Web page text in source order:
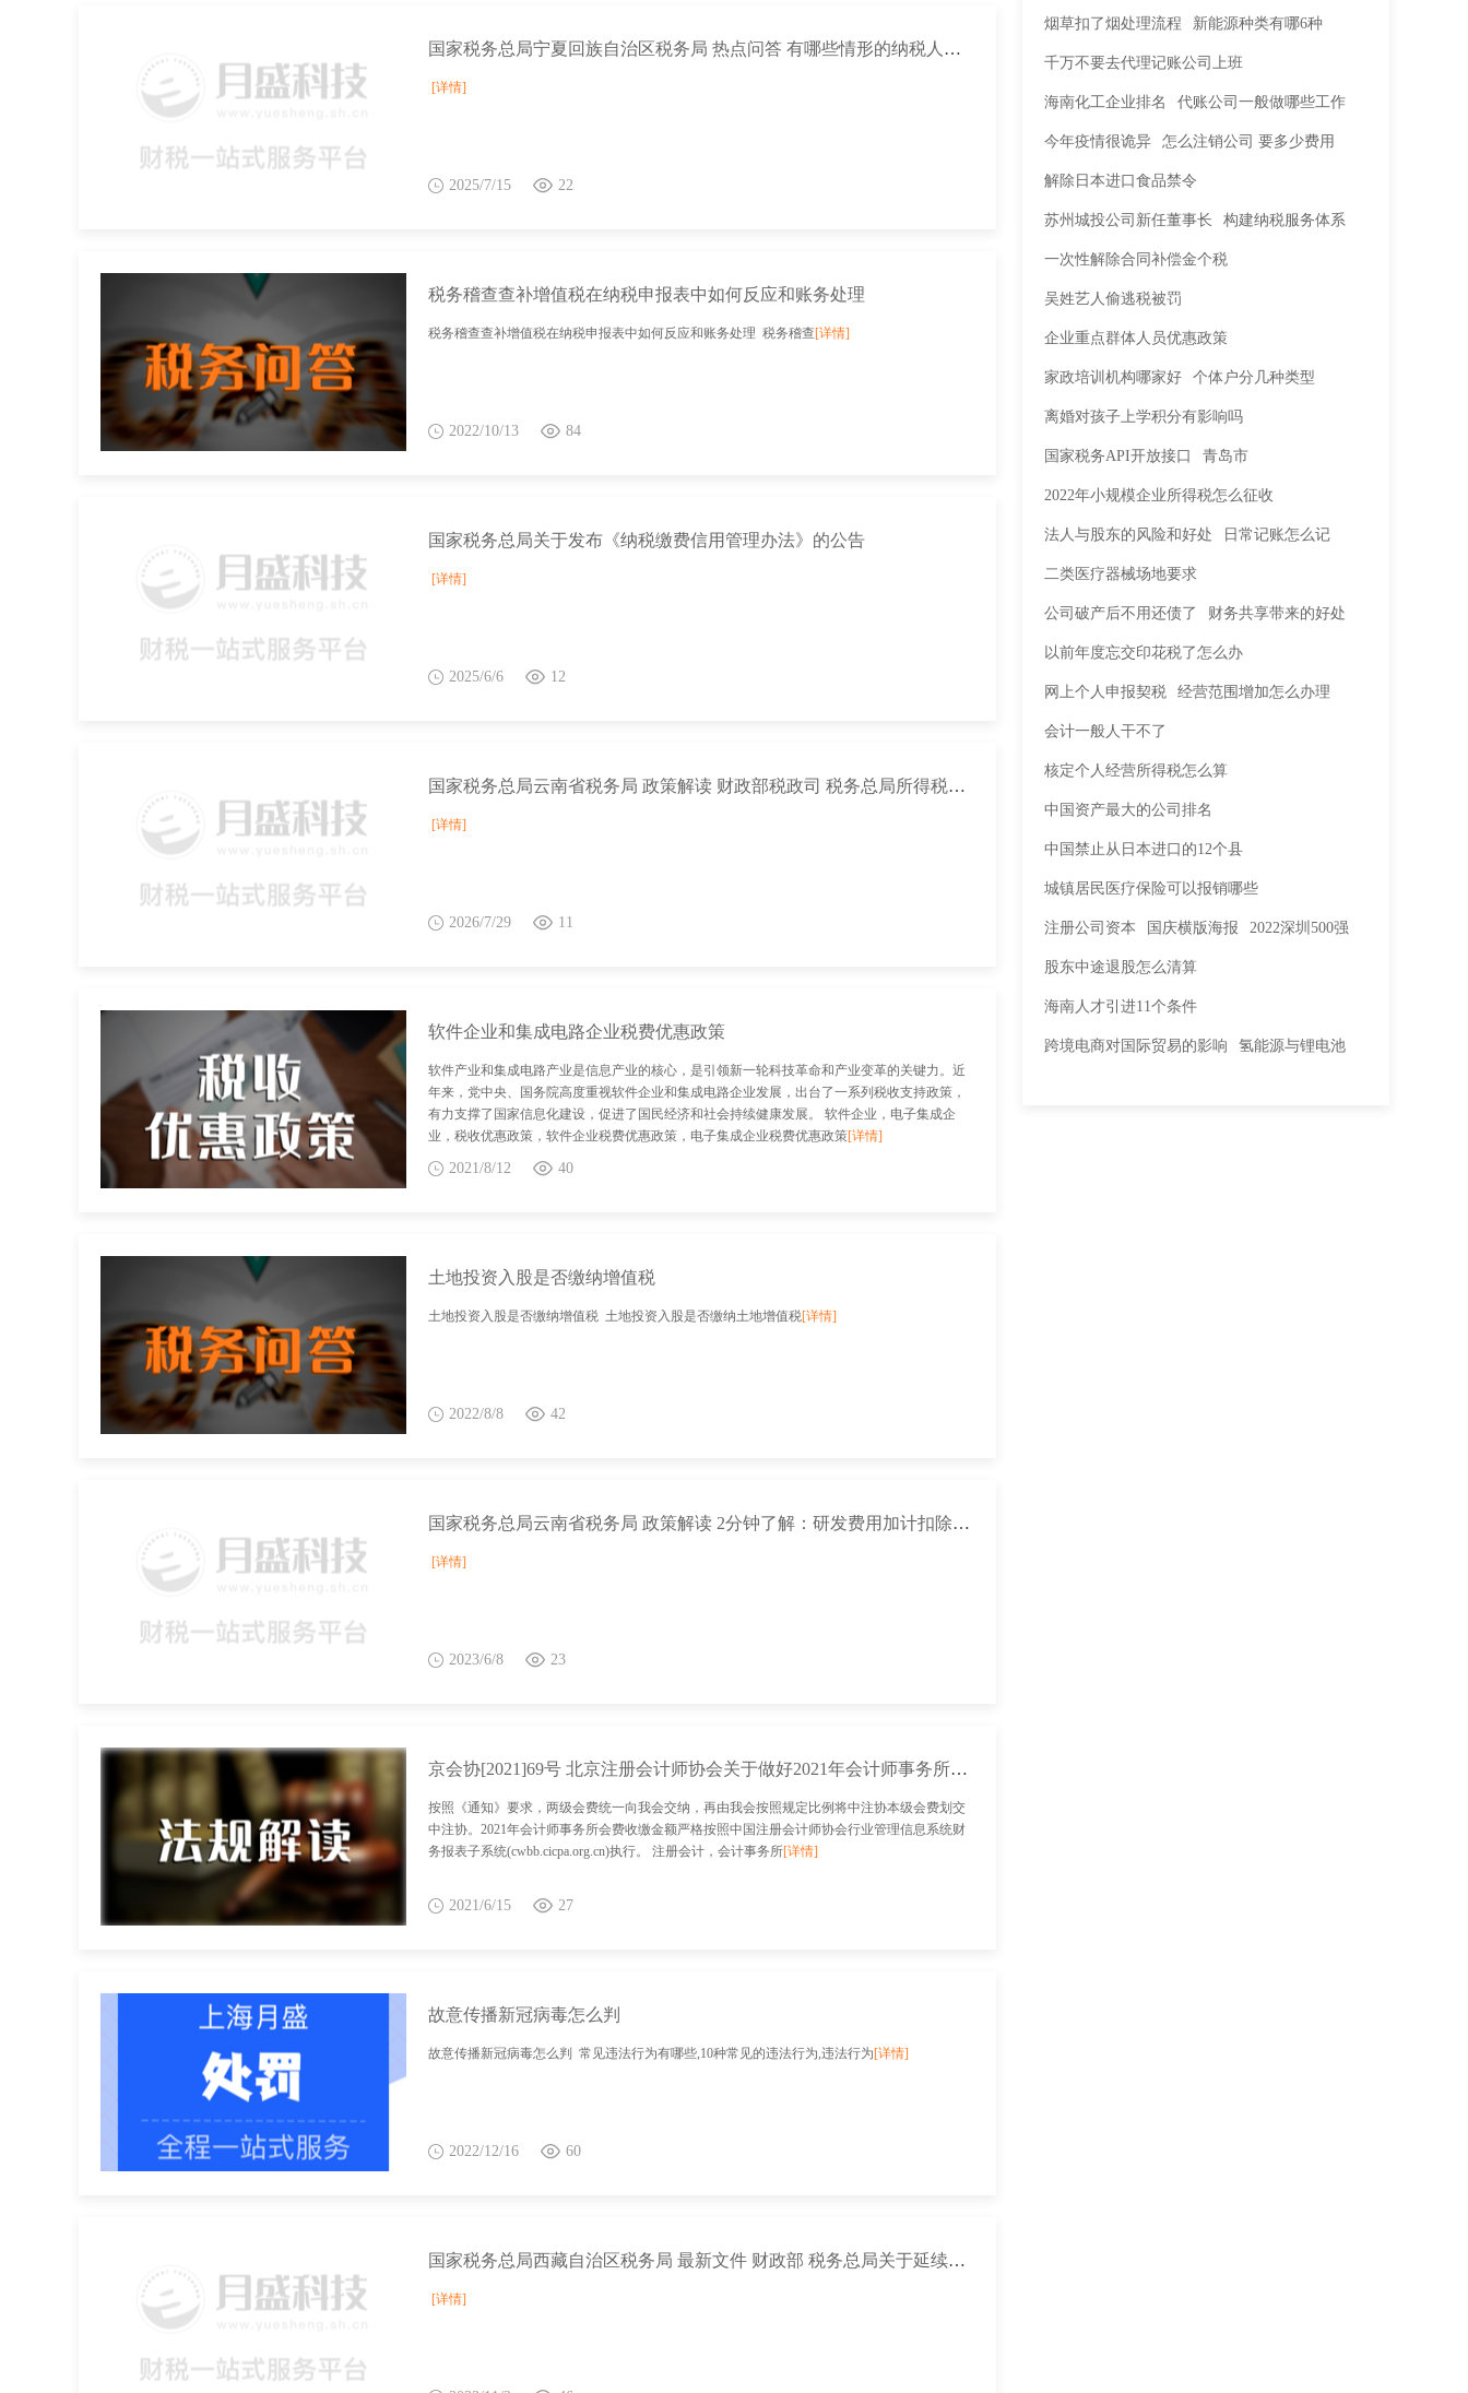
国家税务总局宁夏回族自治区税务局 热点问答 有哪些情形的纳税人本年度不能评为A级？
[详情]
2025/7/15 22
税务稽查查补增值税在纳税申报表中如何反应和账务处理
税务稽查查补增值税在纳税申报表中如何反应和账务处理 税务稽查[详情]
2022/10/13 84
国家税务总局关于发布《纳税缴费信用管理办法》的公告
[详情]
2025/6/6 12
国家税务总局云南省税务局 政策解读 财政部税政司 税务总局所得税司有关负责人就离岸信托个人所得税有关事项答记者问
[详情]
2026/7/29 11
软件企业和集成电路企业税费优惠政策
软件产业和集成电路产业是信息产业的核心，是引领新一轮科技革命和产业变革的关键力。近
年来，党中央、国务院高度重视软件企业和集成电路企业发展，出台了一系列税收支持政策，
有力支撑了国家信息化建设，促进了国民经济和社会持续健康发展。 软件企业，电子集成企
业，税收优惠政策，软件企业税费优惠政策，电子集成企业税费优惠政策[详情]
2021/8/12 40
土地投资入股是否缴纳增值税
土地投资入股是否缴纳增值税 土地投资入股是否缴纳土地增值税[详情]
2022/8/8 42
国家税务总局云南省税务局 政策解读 2分钟了解：研发费用加计扣除新政
[详情]
2023/6/8 23
京会协[2021]69号 北京注册会计师协会关于做好2021年会计师事务所会费收缴工作的通知
按照《通知》要求，两级会费统一向我会交纳，再由我会按照规定比例将中注协本级会费划交
中注协。2021年会计师事务所会费收缴金额严格按照中国注册会计师协会行业管理信息系统财
务报表子系统(cwbb.cicpa.org.cn)执行。 注册会计，会计事务所[详情]
2021/6/15 27
故意传播新冠病毒怎么判
故意传播新冠病毒怎么判 常见违法行为有哪些,10种常见的违法行为,违法行为[详情]
2022/12/16 60
国家税务总局西藏自治区税务局 最新文件 财政部 税务总局关于延续实施金融机构农户贷款利息收入免征增值税政策的公告
[详情]
烟草扣了烟处理流程 新能源种类有哪6种
千万不要去代理记账公司上班
海南化工企业排名 代账公司一般做哪些工作
今年疫情很诡异 怎么注销公司 要多少费用
解除日本进口食品禁令
苏州城投公司新任董事长 构建纳税服务体系
一次性解除合同补偿金个税
吴姓艺人偷逃税被罚
企业重点群体人员优惠政策
家政培训机构哪家好 个体户分几种类型
离婚对孩子上学积分有影响吗
国家税务API开放接口 青岛市
2022年小规模企业所得税怎么征收
法人与股东的风险和好处 日常记账怎么记
二类医疗器械场地要求
公司破产后不用还债了 财务共享带来的好处
以前年度忘交印花税了怎么办
网上个人申报契税 经营范围增加怎么办理
会计一般人干不了
核定个人经营所得税怎么算
中国资产最大的公司排名
中国禁止从日本进口的12个县
城镇居民医疗保险可以报销哪些
注册公司资本 国庆横版海报 2022深圳500强
股东中途退股怎么清算
海南人才引进11个条件
跨境电商对国际贸易的影响 氢能源与锂电池